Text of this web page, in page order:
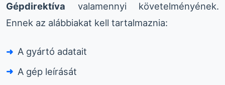
Gépdirektíva valamennyi követelményének.
Ennek az alábbiakat kell tartalmaznia:
A gyártó adatait
A gép leírását